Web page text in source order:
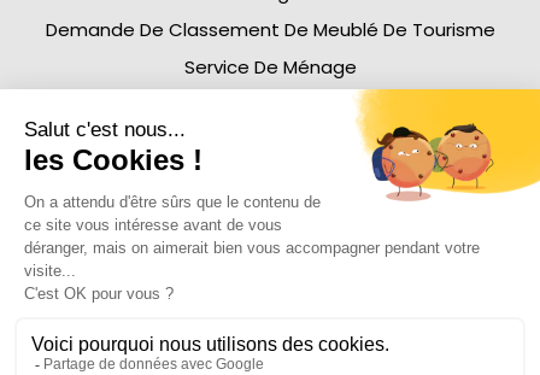
Demande De Classement De Meublé De Tourisme
Service De Ménage
Blog
Histoire
Nous Rejoindre